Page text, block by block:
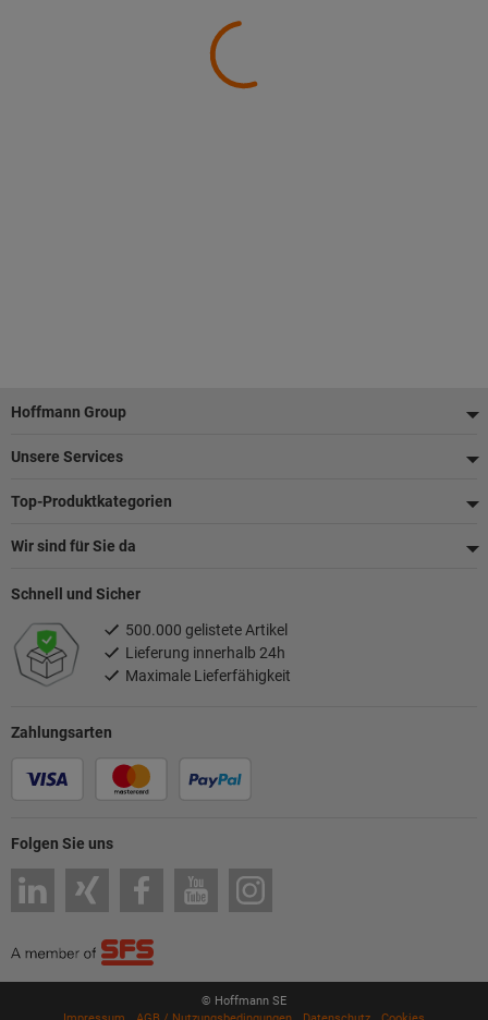
Fußzeile
Hoffmann Group
Unsere Services
Top-Produktkategorien
Wir sind für Sie da
Folgen Sie uns
Zahlungsarten
Schnell und Sicher
500.000 gelistete Artikel
Lieferung innerhalb 24h
Maximale Lieferfähigkeit
© Hoffmann SE